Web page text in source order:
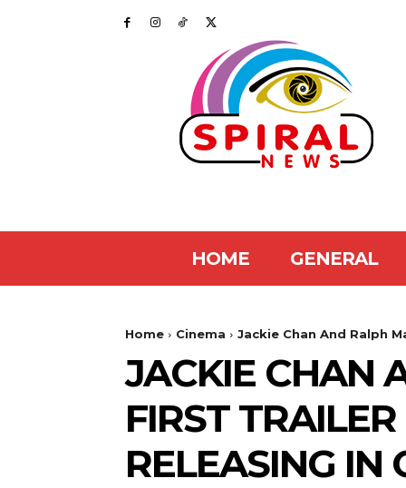
HOME GENERAL
Home Cinema Jackie Chan And Ralph
JACKIE CHAN
FIRST
RELEASING IN